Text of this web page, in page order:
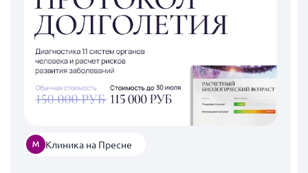
Клиника на Пресне